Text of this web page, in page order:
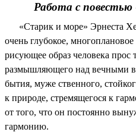
Работа с
«Старик и море» Эрнеста
очень глубокое,
рисующее образ человека прос
размышляющего над вечными
бытия, муже ственного,
к природе, стремящегося к
от того, что он постоянно
гармонию.